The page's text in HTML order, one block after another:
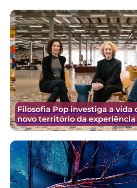
Filosofia Pop investiga a vida
novo território da